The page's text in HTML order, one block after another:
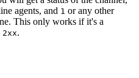
agents, and 1 or any other
This only works if it's a
2xx.